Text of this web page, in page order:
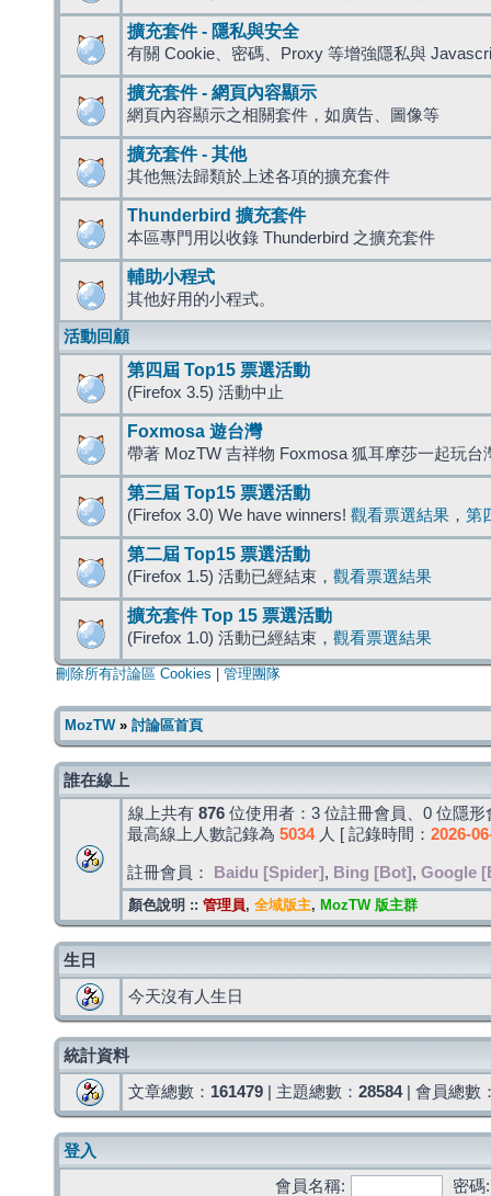
擴充套件 - 隱私與安全
有關 Cookie、密碼、Proxy 等增強隱私與
擴充套件 - 網頁內容顯示
網頁內容顯示之相關套件，如廣告、圖像等
擴充套件 - 其他
其他無法歸類於上述各項的擴充套件
Thunderbird 擴充套件
本區專門用以收錄 Thunderbird 之擴充套件
輔助小程式
其他好用的小程式。
活動回顧
第四屆 Top15 票選活動
(Firefox 3.5) 活動中止
Foxmosa 遊台灣
帶著 MozTW 吉祥物 Foxmosa 狐耳摩莎一起玩台
第三屆 Top15 票選活動
(Firefox 3.0) We have winners! 觀看票選結果 ， 第
第二屆 Top15 票選活動
(Firefox 1.5) 活動已經結束， 觀看票選結果
擴充套件 Top 15 票選活動
(Firefox 1.0) 活動已經結束， 觀看票選結果
刪除所有討論區 Cookies 管理團隊
MozTW» 討論區首頁
誰在線上
線上共有 876 位使用者：3 位註冊會員、0 位隱
最高線上人數記錄為 5034人 [ 記錄時間： 2026-
註冊會員： Baidu [Spider] , Bing [Bot] , Google
顏色說明 :: 管理員, 全域版主, MozTW 版主群
生日
今天沒有人生日
統計資料
文章總數： 161479 | 主題總數： 28584| 會員總數
登入
會員名稱:
密碼: